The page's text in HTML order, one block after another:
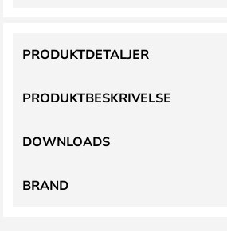
PRODUKTBESKRIVELSE
PRODUKTDETALJER
DOWNLOADS
BRAND